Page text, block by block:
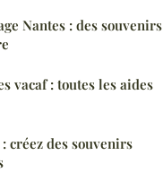
Nantes : des souvenirs
vacaf : toutes les aides
créez des souvenirs